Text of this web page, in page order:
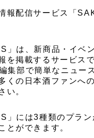
報配信サービス「
」は、新商品・イベ
を掲載するサービス
集部で簡単なニュー
くの日本酒ファンへ
い。
」には3種類のプラ
とができます。